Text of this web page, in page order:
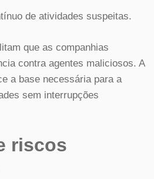
de atividades suspeitas.
que as companhias
contra agentes maliciosos. A
a base necessária para a
sem interrupções
riscos